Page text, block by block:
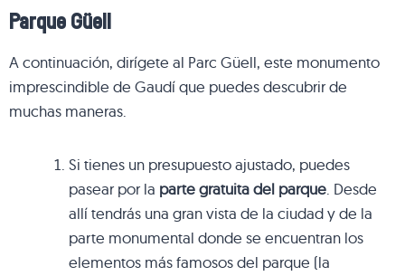
Parque Güell
A continuación, dirígete al Parc Güell, este monumento
imprescindible de Gaudí que puedes descubrir de
muchas maneras.
Si tienes un presupuesto ajustado, puedes
pasear por la parte gratuita del parque. Desde
allí tendrás una gran vista de la ciudad y de la
parte monumental donde se encuentran los
elementos más famosos del parque (la